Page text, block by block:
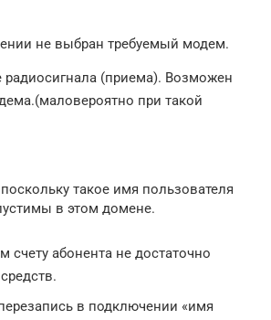
не выбран требуемый модем.
радиосигнала (приема). Возможен
при такой
такое имя пользователя
в этом домене.
счету абонента не достаточно
в подключении «имя